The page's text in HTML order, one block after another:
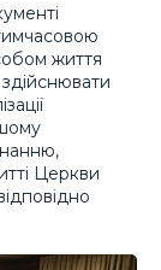
життя
Церкви